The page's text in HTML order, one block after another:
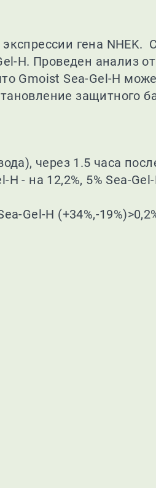
гена NHEK.
H. Проведен анализ
Gmoist Sea-Gel-H
защитного
через 1.5 часа
- на 12,2%, 5% Sea-
Gel-H (+34%,-